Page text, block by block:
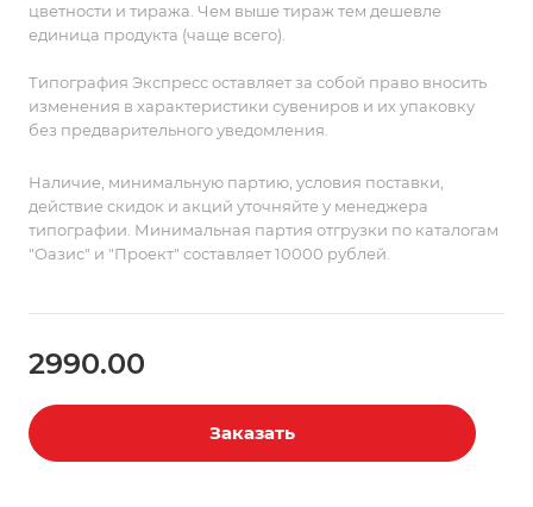
за изделием.
Поставляется в пакете с липким краем.
цветности и тиража. Чем выше тираж тем дешевле
единица продукта (чаще всего).
Типография Экспресс оставляет за собой право вносить
изменения в характеристики сувениров и их упаковку
без предварительного уведомления.
Наличие, минимальную партию, условия поставки,
действие скидок и акций уточняйте у менеджера
типографии. Минимальная партия отгрузки по каталогам
"Оазис" и "Проект" составляет 10000 рублей.
2990.00
Заказать